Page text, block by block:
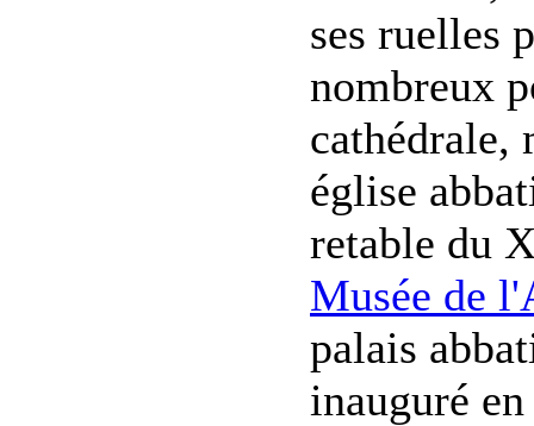
ses ruelles
nombreux
cathédrale,
église
retable du
Musée de
palais
inauguré